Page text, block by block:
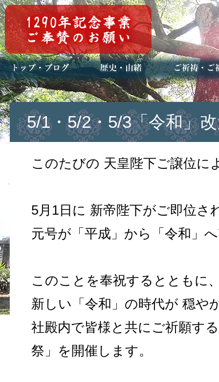
トップページ
ブログ(日々八百万)
お知らせ一覧 歴史・ご祭神
年中行事
メディア掲載 ご祈祷・ご祈
安産祈願
初宮参り
七五三詣
長寿のお祝い
神前結婚式
厄祓い・方位
車のお祓い
地鎮祭
神葬祭（神式
5/1・5/2・5/3「令和」
このたびの 天皇陛下ご譲位に
5月1日に 新帝陛下がご即位さ
元号が「平成」から「令和」
このことを奉祝するとともに
新しい「令和」の時代が 穏や
社殿内で皆様と共にご祈願す
祭」を開催します。